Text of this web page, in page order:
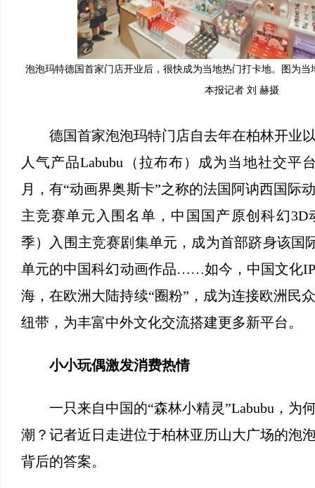
泡泡玛特德国首家门店开业后，很快成为当地热门打卡地。图为
本报记者 刘 赫摄
德国首家泡泡玛特门店自去年在柏林开业
人气产品Labubu（拉布布）成为当地社交平
月，有“动画界奥斯卡”之称的法国阿讷西国际
主竞赛单元入围名单，中国国产原创科幻3D
季）入围主竞赛剧集单元，成为首部跻身该国
单元的中国科幻动画作品……如今，中国文化
海，在欧洲大陆持续“圈粉”，成为连接欧洲民
纽带，为丰富中外文化交流搭建更多新平台。
小小玩偶激发消费热情
一只来自中国的“森林小精灵”Labubu，为
潮？记者近日走进位于柏林亚历山大广场的泡
背后的答案。